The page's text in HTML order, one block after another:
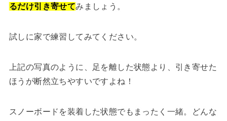
るだけ引き寄せてみましょう。
試しに家で練習してみてください。
上記の写真のように、足を離した状態より、引き寄せた
ほうが断然立ちやすいですよね！
スノーボードを装着した状態でもまったく一緒。どんな